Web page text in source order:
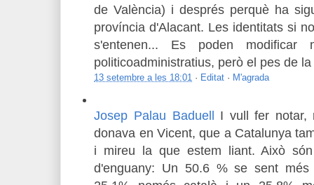
de València) i després perquè ha
província d'Alacant. Les identitats si
s'entenen... Es poden modificar
politicoadministratius, però el pes de
13 setembre a les 18:01 · Editat · M'agrada
Josep Palau Baduell I vull fer notar,
donava en Vicent, que a Catalunya
i mireu la que estem liant. Això
d'enguany: Un 50.6 % se sent